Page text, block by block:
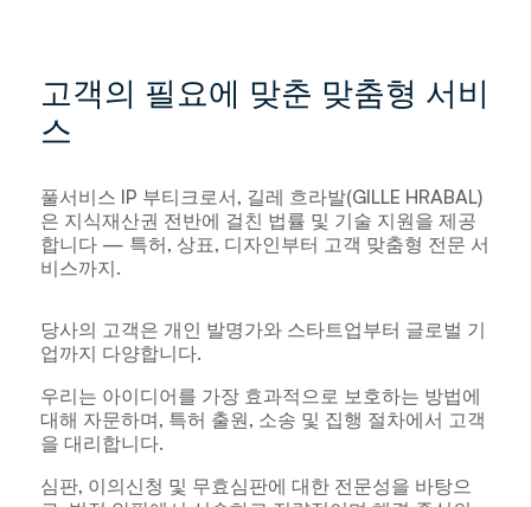
고객의 필요에 맞춘 맞춤형 서비
스
풀서비스 IP 부티크로서, 길레 흐라발(GILLE HRABAL)
은 지식재산권 전반에 걸친 법률 및 기술 지원을 제공
합니다 — 특허, 상표, 디자인부터 고객 맞춤형 전문 서
비스까지.
당사의 고객은 개인 발명가와 스타트업부터 글로벌 기
업까지 다양합니다.
우리는 아이디어를 가장 효과적으로 보호하는 방법에
대해 자문하며, 특허 출원, 소송 및 집행 절차에서 고객
을 대리합니다.
심판, 이의신청 및 무효심판에 대한 전문성을 바탕으